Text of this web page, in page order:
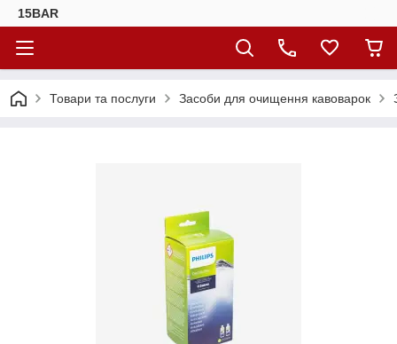
15BAR
Товари та послуги Засоби для очищення кавоварок